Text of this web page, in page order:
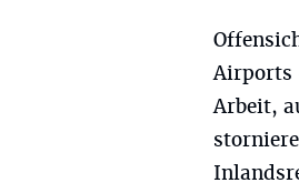
Airports
Arbeit,